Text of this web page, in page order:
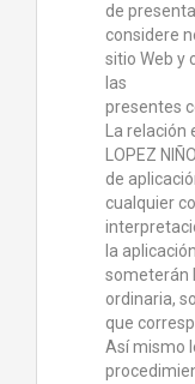
de
considere
sitio Web y
las
presentes
La relación
LOPEZ
de
cualquier
la
someterán
ordinaria,
que
Así mismo